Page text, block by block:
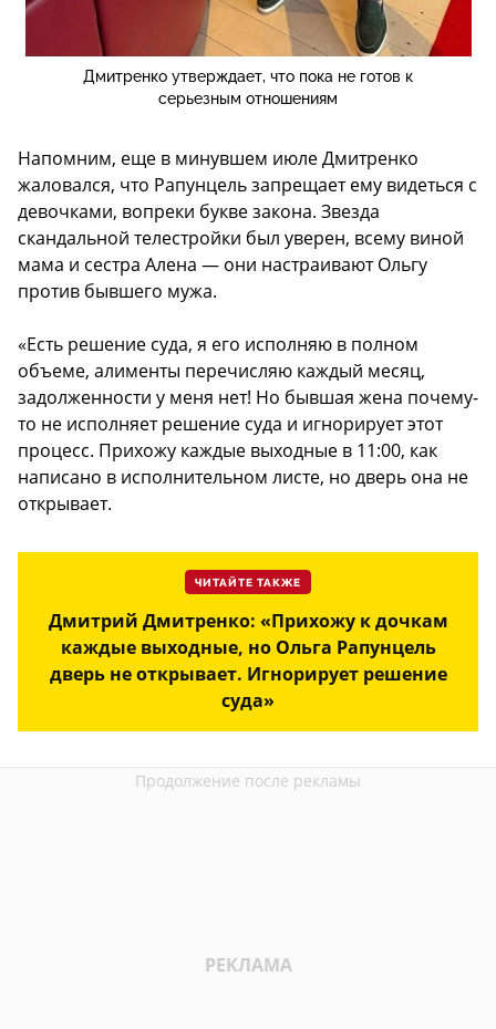
Дмитренко утверждает, что пока не готов к
серьезным отношениям
Напомним, еще в минувшем июле Дмитренко
жаловался, что Рапунцель запрещает ему видеться с
девочками, вопреки букве закона. Звезда
скандальной телестройки был уверен, всему виной
мама и сестра Алена — они настраивают Ольгу
против бывшего мужа.
«Есть решение суда, я его исполняю в полном
объеме, алименты перечисляю каждый месяц,
задолженности у меня нет! Но бывшая жена почему-
то не исполняет решение суда и игнорирует этот
процесс. Прихожу каждые выходные в 11:00, как
написано в исполнительном листе, но дверь она не
открывает.
ЧИТАЙТЕ ТАКЖЕ
Дмитрий Дмитренко: «Прихожу к дочкам
каждые выходные, но Ольга Рапунцель
дверь не открывает. Игнорирует решение
суда»